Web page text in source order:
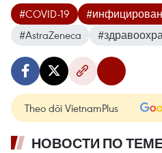
#COVID-19
#AstraZeneca
Theo dõi VietnamPlus
НОВОСТИ ПО